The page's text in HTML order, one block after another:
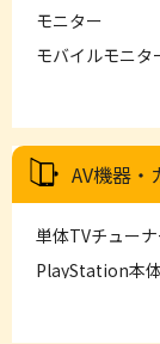
モニター
モバイルモニタ
AV機器・
単体TVチュー
PlayStation本